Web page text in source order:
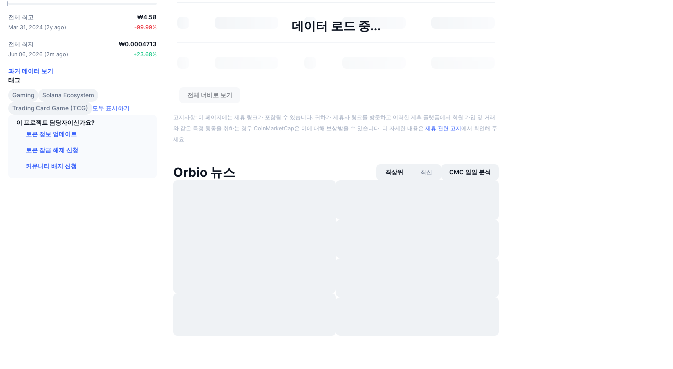
전체 최고
Mar 31, 2024 (2y ago)
₩4.58
-99.99%
전체 최저
Jun 06, 2026 (2m ago)
₩0.0004713
+23.68%
과거 데이터 보기
태그
Gaming
Solana Ecosystem
Trading Card Game (TCG)
모두 표시하기
이 프로젝트 담당자이신가요?
토큰 정보 업데이트
토큰 잠금 해제 신청
커뮤니티 배지 신청
데이터 로드 중...
전체 너비로 보기
고지사항: 이 페이지에는 제휴 링크가 포함될 수 있습니다. 귀하가 제휴사 링크를 방문하고 이러한 제휴 플랫폼에서 회원 가입 및 거래
와 같은 특정 행동을 취하는 경우 CoinMarketCap은 이에 대해 보상받을 수 있습니다. 더 자세한 내용은 제휴 관련 고지에서 확인해 주
세요.
Orbio 뉴스 최상위 최신 CMC 일일 분석